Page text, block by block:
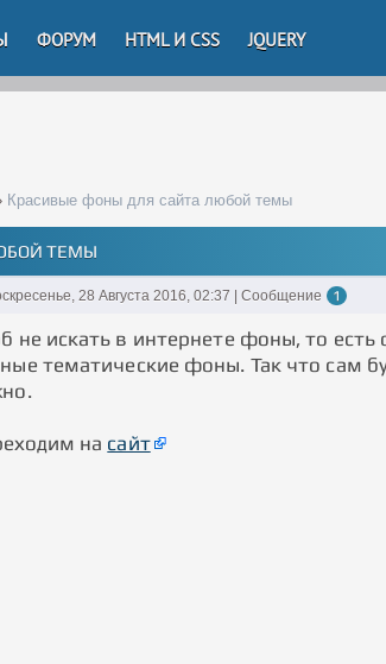
ФОРУМ HTML И CSS JQUERY
Красивые фоны для сайта любой темы
ТЕМЫ
28 Августа 2016, 02:37 | Сообщение 1
не искать в интернете фоны, то
тематические фоны. Так что сам
на сайт